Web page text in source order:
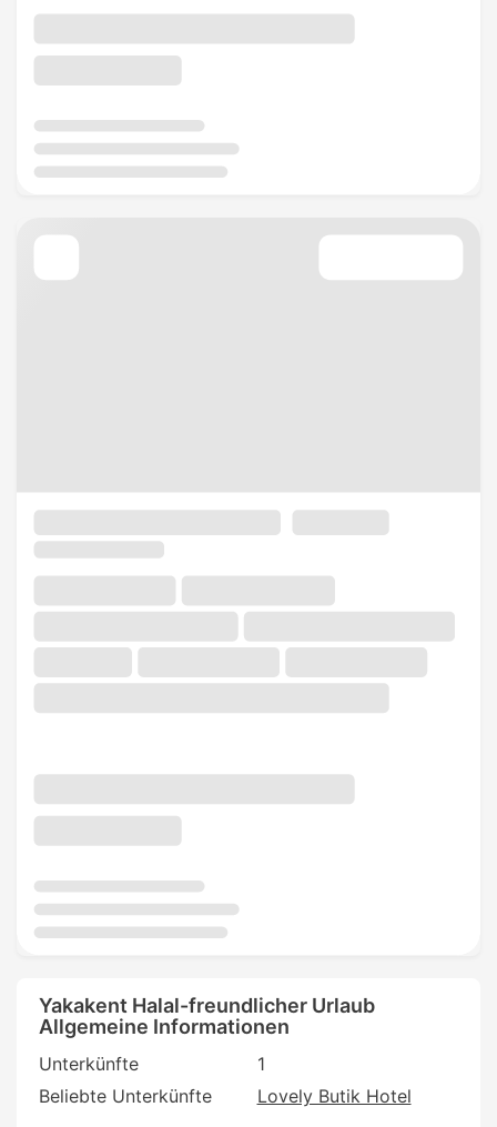
Yakakent Halal-freundlicher Urlaub
Allgemeine Informationen
Unterkünfte
1
Beliebte Unterkünfte
Lovely Butik Hotel